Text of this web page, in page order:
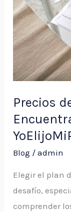
Precios
Blog /admin
Elegir el plan
desafío,
comprender
de
ISAPRE:
Encuentra
la
mejor
YoElijoMiPlan